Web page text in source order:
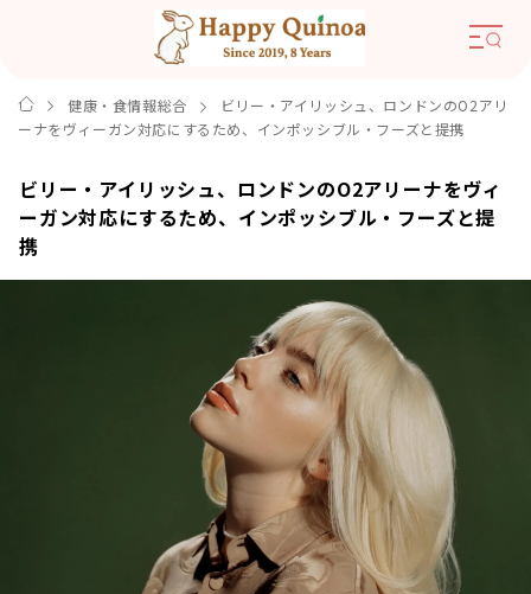
健康・食情報総合
ビリー・アイリッシュ、ロンドンのO2アリ
ーナをヴィーガン対応にするため、インポッシブル・フーズと提携
ビリー・アイリッシュ、ロンドンのO2アリーナをヴィ
ーガン対応にするため、インポッシブル・フーズと提
携